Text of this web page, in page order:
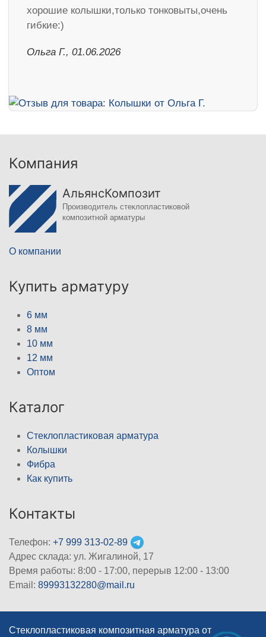
хорошие колышки,только тонковыты,очень
гибкие:)
Ольга Г., 01.06.2026
Компания
АльянсКомпозит
Производитель стеклопластиковой
композитной арматуры
О компании
Купить арматуру
6 мм
8 мм
10 мм
12 мм
Оптом
Каталог
Стеклопластиковая арматура
Колышки
Фибра
Как купить
Контакты
Телефон: +7 999 313-02-89
Адрес склада: ул. Жигалиной, 17
Время работы: 8:00 - 17:00, перерыв 12:00 - 13:00
Email: 89993132280@mail.ru
Стеклопластиковая композитная арматура от